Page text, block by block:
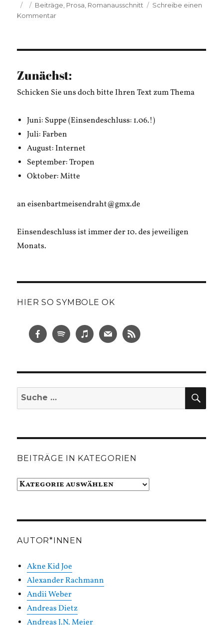
Veröffentlicht
am
Kategorien
Beiträge Prosa Romanausschnitt
Schreibe einen
Kommentarzu
Ein
Herz
Zunächst:
Schicken Sie uns doch bitte Ihren Text zum Thema
Juni: Suppe (Einsendeschluss: 1.06.!)
Juli: Farben
August: Internet
September: Tropen
Oktober: Mitte
an eisenbartmeisendraht@gmx.de
Einsendeschluss ist immer der 10. des jeweiligen
Monats.
HIER SO SYMBOLE OK
Suche
nach:
BEITRÄGE IN KATEGORIEN
Beiträge
AUTOR*INNEN
Akne Kid Joe
Alexander Rachmann
Andii Weber
Andreas Dietz
Andreas J.N. Meier